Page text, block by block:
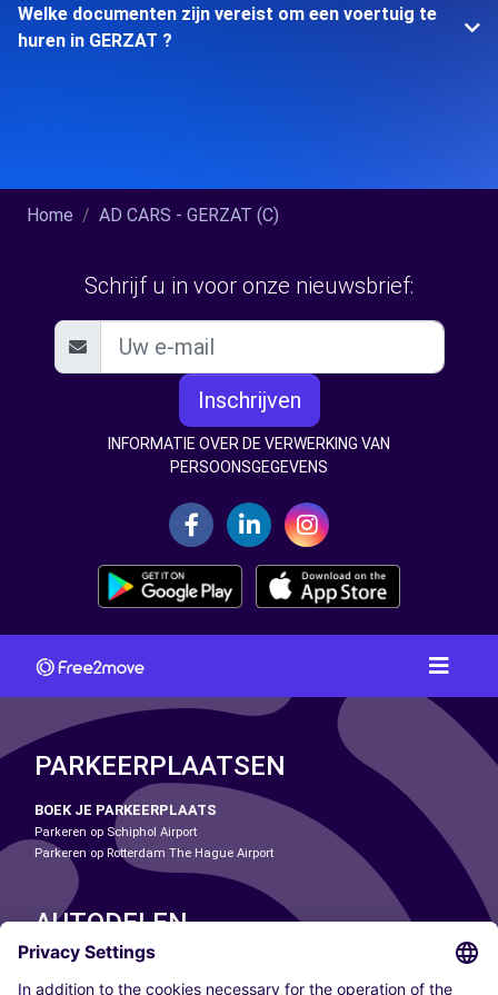
Welke documenten zijn vereist om een voertuig te
huren in GERZAT ?
Home AD CARS - GERZAT (C)
Schrijf u in voor onze nieuwsbrief:
Inschrijven
INFORMATIE OVER DE VERWERKING VAN
PERSOONSGEGEVENS
PARKEERPLAATSEN
BOEK JE PARKEERPLAATS
Parkeren op Schiphol Airport
Parkeren op Rotterdam The Hague Airport
AUTODELEN
ONZE STEDEN
Paris